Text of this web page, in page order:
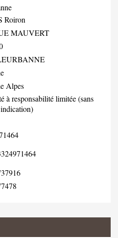
Roiron
MAUVERT
Alpes
à responsabilité limitée (sans